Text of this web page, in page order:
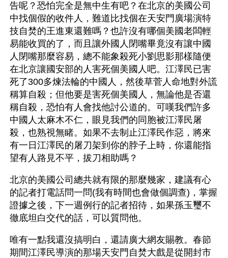
告呢？恐怕完全是無中生有吧？在北京的美國公司
中找個假的收件人，難道比找個在天安門廣場演特
技自焚的王進東還難嗎？也許沒有哪個美國老闆輕
易能收買的了，而且讓外國人閉嘴畢竟沒有讓中國
人閉嘴那麼容易，總不能象殺死小劉思影那樣隨便
在北京讓國安部的人害死個美國人吧。江澤民已害
死了300多煉法輪的中國人，然後草菅人命地對外謊
稱算自殺；但他要是害死個美國人，無論他是否還
稱自殺，恐怕有人會找他討公道的。可嘆我們許多
中國人太麻木不仁，眼見我們的同胞被江澤民屠
殺，也熟視無睹。如果不去制止江澤民作惡，將來
有一日江澤民的屠刀架到你的脖子上時，你還能指
望有人路見不平，拔刀相助嗎？
北京的美國公司總共就有限的那麼幾家，建議有心
的記者打電話問一問(我有時間也會做個調查)，掌握
證據之後，下一週例行的記者招待，如果孫玉璽不
徹底坦白交代的話，可以質問他。
唯有一點我還沒搞明白，還請廣大網友賜教。春節
期間江澤民導演的那場天安門自焚大戲是從開封市